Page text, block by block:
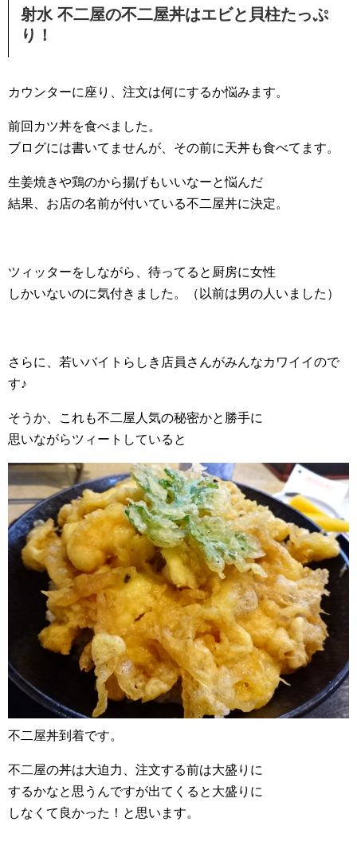
射水 不二屋の不二屋丼はエビと貝柱たっぷ
り！
カウンターに座り、注文は何にするか悩みます。
前回カツ丼を食べました。
ブログには書いてませんが、その前に天丼も食べてます。
生姜焼きや鶏のから揚げもいいなーと悩んだ
結果、お店の名前が付いている不二屋丼に決定。
ツィッターをしながら、待ってると厨房に女性
しかいないのに気付きました。（以前は男の人いました）
さらに、若いバイトらしき店員さんがみんなカワイイので
す♪
そうか、これも不二屋人気の秘密かと勝手に
思いながらツィートしていると
不二屋丼到着です。
不二屋の丼は大迫力、注文する前は大盛りに
するかなと思うんですが出てくると大盛りに
しなくて良かった！と思います。